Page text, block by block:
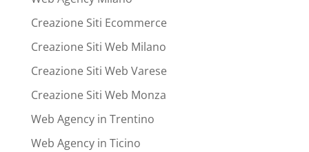
Creazione Siti Ecommerce
Creazione Siti Web Milano
Creazione Siti Web Varese
Creazione Siti Web Monza
Web Agency in Trentino
Web Agency in Ticino